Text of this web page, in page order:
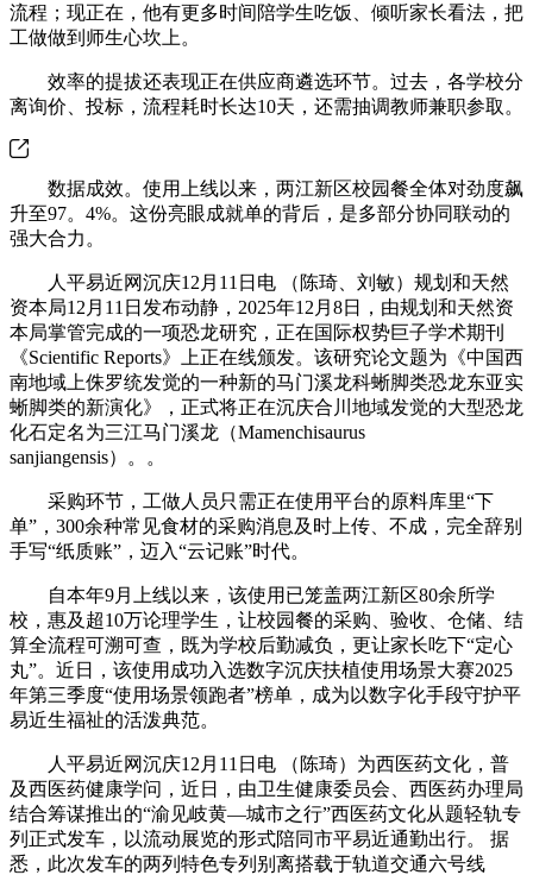
流程；现正在，他有更多时间陪学生吃饭、倾听家长看法，把
工做做到师生心坎上。
效率的提拔还表现正在供应商遴选环节。过去，各学校分
离询价、投标，流程耗时长达10天，还需抽调教师兼职参取。
数据成效。使用上线以来，两江新区校园餐全体对劲度飙
升至97。4%。这份亮眼成就单的背后，是多部分协同联动的
强大合力。
人平易近网沉庆12月11日电 （陈琦、刘敏）规划和天然
资本局12月11日发布动静，2025年12月8日，由规划和天然资
本局掌管完成的一项恐龙研究，正在国际权势巨子学术期刊
《Scientific Reports》上正在线颁发。该研究论文题为《中国西
南地域上侏罗统发觉的一种新的马门溪龙科蜥脚类恐龙东亚实
蜥脚类的新演化》，正式将正在沉庆合川地域发觉的大型恐龙
化石定名为三江马门溪龙（Mamenchisaurus
sanjiangensis）。。
采购环节，工做人员只需正在使用平台的原料库里“下
单”，300余种常见食材的采购消息及时上传、不成，完全辞别
手写“纸质账”，迈入“云记账”时代。
自本年9月上线以来，该使用已笼盖两江新区80余所学
校，惠及超10万论理学生，让校园餐的采购、验收、仓储、结
算全流程可溯可查，既为学校后勤减负，更让家长吃下“定心
丸”。近日，该使用成功入选数字沉庆扶植使用场景大赛2025
年第三季度“使用场景领跑者”榜单，成为以数字化手段守护平
易近生福祉的活泼典范。
人平易近网沉庆12月11日电 （陈琦）为西医药文化，普
及西医药健康学问，近日，由卫生健康委员会、西医药办理局
结合筹谋推出的“渝见岐黄—城市之行”西医药文化从题轻轨专
列正式发车，以流动展览的形式陪同市平易近通勤出行。 据
悉，此次发车的两列特色专列别离搭载于轨道交通六号线